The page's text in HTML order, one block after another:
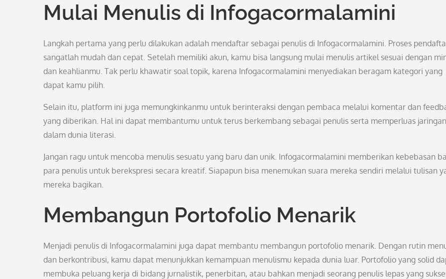
Mulai Menulis di Infogacormalamini
Langkah pertama yang perlu dilakukan adalah mendaftar sebagai penulis di Infogacormalamini. Proses
sangatlah mudah dan cepat. Setelah memiliki akun, kamu bisa langsung mulai menulis artikel sesuai dengan
dan keahlianmu. Tak perlu khawatir soal topik, karena Infogacormalamini menyediakan beragam kategori yang
dapat kamu pilih.
Selain itu, platform ini juga memungkinkanmu untuk berinteraksi dengan pembaca melalui komentar dan
yang diberikan. Hal ini dapat membantumu untuk terus berkembang sebagai penulis serta memperluas jaringan
dalam dunia literasi.
Jangan ragu untuk mencoba menulis sesuatu yang baru dan unik. Infogacormalamini memberikan kebebasan
para penulis untuk berekspresi secara kreatif. Siapapun bisa menemukan suara mereka sendiri melalui tulisan
mereka bagikan.
Membangun Portofolio Menarik
Menjadi penulis di Infogacormalamini juga dapat membantu membangun portofolio menarik. Dengan rutin
dan berkontribusi, kamu dapat menunjukkan kemampuan menulismu kepada dunia luar. Portofolio yang solid
membuka peluang kerja di bidang jurnalistik, penerbitan, atau bahkan menjadi seorang penulis lepas yang